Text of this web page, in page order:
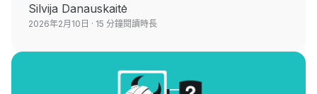
Silvija Danauskaitė
2026年2月10日 · 15 分鐘閱讀時長